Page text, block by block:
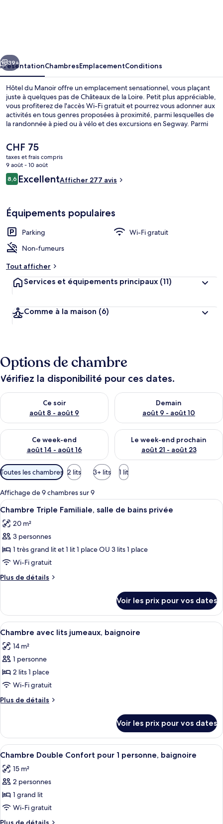
Suivant
39+
PrésentationChambresEmplacementConditions
Hôtel du Manoir offre un emplacement sensationnel, vous plaçant
juste à quelques pas de Châteaux de la Loire. Petit plus appréciable,
vous profiterez de l'accès Wi-Fi gratuit et pourrez vous adonner aux
activités en tous genres proposées à proximité, parmi lesquelles de
la randonnée à pied ou à vélo et des excursions en Segway. Parmi
jardin.
Le
prix
actuel
est
de
CHF 75
taxes et frais compris
9 août - 10 août
Avis
voyageurs
8,68,6 sur 10
ExcellentAfficher 277 avis
Équipements populaires
Parking
Wi-Fi gratuit
Non-fumeurs
Tout afficher
Services et équipements principaux (11)
Comme à la maison (6)
Options de chambre
Vérifiez la disponibilité pour ces dates.
Ce soir
août 8 - août 9
Vérifier la disponibilité pour ce soir août 8 - août 9
Demain
août 9 - août 10
Vérifier la disponibilité pour
Ce week-end
août 14 - août 16
Vérifier la disponibilité pour ce week-end août 14 - août 16
Le week-end prochain
août 21 - août 23
Vérifier la disponibilité pour
Filtres
disponibles
pour
les
chambres
Toutes les chambres 2 lits 3+ lits 1 lit
Affichage de 9 chambres sur 9
Afficher
toutes
les
photos
pour
ce
type
de
Chambre
Triple
Familiale,
salle
de
bains
privée
Une chambre d’hôtel avec deux lits,
6
Chambre Triple Familiale, salle de bains privée
20 m²
3 personnes
1 très grand lit et 1 lit 1 place OU 3 lits 1 place
Wi-Fi gratuit
Plus de détails
Plus
le
type
de
Chambre
Triple
salle
de
privée
Voir les prix pour vos dates
Afficher
toutes
les
photos
pour
ce
type
de
Chambre
avec
lits
jumeaux,
baignoire
Une chambre d’hôtel avec deux lits,
4
Chambre avec lits jumeaux, baignoire
14 m²
1 personne
2 lits 1 place
Wi-Fi gratuit
Plus de détails
Plus
le
type
de
Chambre
avec
jumeaux,
baignoire
Voir les prix pour vos dates
Afficher
toutes
les
photos
pour
ce
type
Une chambre d’hôtel avec un lit,
3
Chambre Double Confort pour 1 personne, baignoire
15 m²
2 personnes
1 grand lit
Wi-Fi gratuit
Plus